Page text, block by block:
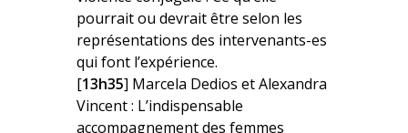
pourrait ou devrait être selon les
représentations des intervenants-es
qui font l’expérience.
[13h35] Marcela Dedios et Alexandra
Vincent : L’indispensable
accompagnement des femmes